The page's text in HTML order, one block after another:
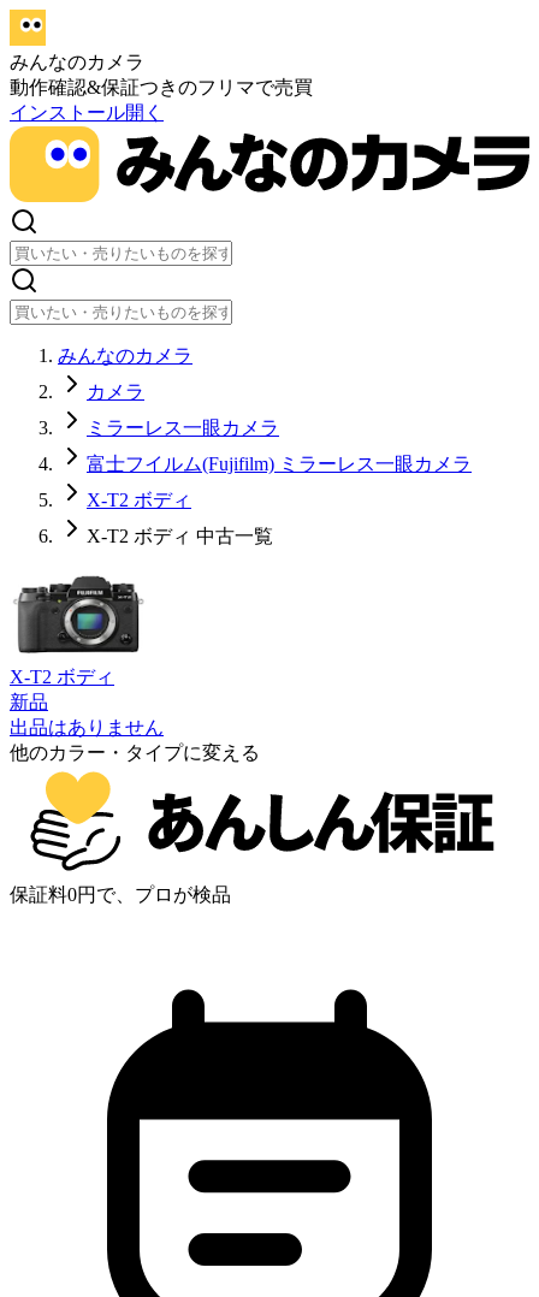
みんなのカメラ
動作確認&保証つきのフリマで売買
インストール開く
みんなのカメラ
カメラ
ミラーレス一眼カメラ
富士フイルム(Fujifilm) ミラーレス一眼カメラ
X-T2 ボディ
X-T2 ボディ 中古一覧
X-T2 ボディ
新品
出品はありません
他のカラー・タイプに変える
保証料0円で、プロが検品